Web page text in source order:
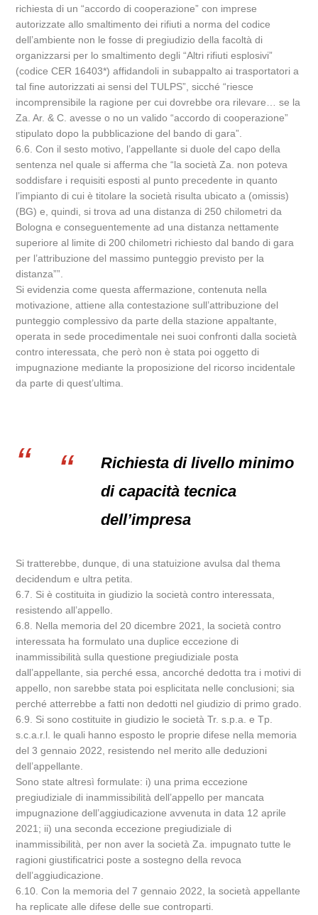
richiesta di un “accordo di cooperazione” con imprese
autorizzate allo smaltimento dei rifiuti a norma del codice
dell’ambiente non le fosse di pregiudizio della facoltà di
organizzarsi per lo smaltimento degli “Altri rifiuti esplosivi”
(codice CER 16403*) affidandoli in subappalto ai trasportatori a
tal fine autorizzati ai sensi del TULPS”, sicché “riesce
incomprensibile la ragione per cui dovrebbe ora rilevare… se la
Za. Ar. & C. avesse o no un valido “accordo di cooperazione”
stipulato dopo la pubblicazione del bando di gara”.
6.6. Con il sesto motivo, l’appellante si duole del capo della
sentenza nel quale si afferma che “la società Za. non poteva
soddisfare i requisiti esposti al punto precedente in quanto
l’impianto di cui è titolare la società risulta ubicato a (omissis)
(BG) e, quindi, si trova ad una distanza di 250 chilometri da
Bologna e conseguentemente ad una distanza nettamente
superiore al limite di 200 chilometri richiesto dal bando di gara
per l’attribuzione del massimo punteggio previsto per la
distanza””.
Si evidenzia come questa affermazione, contenuta nella
motivazione, attiene alla contestazione sull’attribuzione del
punteggio complessivo da parte della stazione appaltante,
operata in sede procedimentale nei suoi confronti dalla società
contro interessata, che però non è stata poi oggetto di
impugnazione mediante la proposizione del ricorso incidentale
da parte di quest’ultima.
Richiesta di livello minimo
di capacità tecnica
dell’impresa
Si tratterebbe, dunque, di una statuizione avulsa dal thema
decidendum e ultra petita.
6.7. Si è costituita in giudizio la società contro interessata,
resistendo all’appello.
6.8. Nella memoria del 20 dicembre 2021, la società contro
interessata ha formulato una duplice eccezione di
inammissibilità sulla questione pregiudiziale posta
dall’appellante, sia perché essa, ancorché dedotta tra i motivi di
appello, non sarebbe stata poi esplicitata nelle conclusioni; sia
perché atterrebbe a fatti non dedotti nel giudizio di primo grado.
6.9. Si sono costituite in giudizio le società Tr. s.p.a. e Tp.
s.c.a.r.l. le quali hanno esposto le proprie difese nella memoria
del 3 gennaio 2022, resistendo nel merito alle deduzioni
dell’appellante.
Sono state altresì formulate: i) una prima eccezione
pregiudiziale di inammissibilità dell’appello per mancata
impugnazione dell’aggiudicazione avvenuta in data 12 aprile
2021; ii) una seconda eccezione pregiudiziale di
inammissibilità, per non aver la società Za. impugnato tutte le
ragioni giustificatrici poste a sostegno della revoca
dell’aggiudicazione.
6.10. Con la memoria del 7 gennaio 2022, la società appellante
ha replicate alle difese delle sue controparti.